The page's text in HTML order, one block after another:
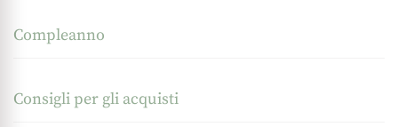
Compleanno
Consigli per gli acquisti